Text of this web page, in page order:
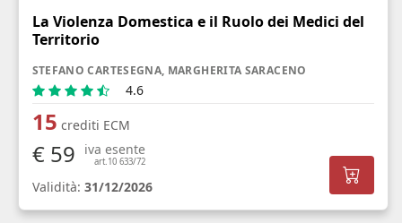
La Violenza Domestica e il Ruolo dei Medici del
Territorio
STEFANO CARTESEGNA, MARGHERITA SARACENO
4.6
15 crediti ECM
€ 59 iva esente
art.10 633/72
Validità: 31/12/2026